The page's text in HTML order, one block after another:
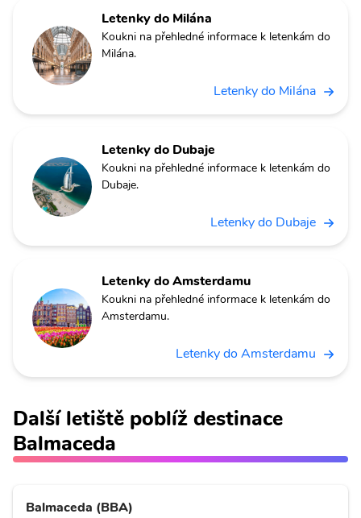
Letenky do Milána
Koukni na přehledné informace k letenkám do
Milána.
Letenky do Milána
Letenky do Dubaje
Koukni na přehledné informace k letenkám do
Dubaje.
Letenky do Dubaje
Letenky do Amsterdamu
Koukni na přehledné informace k letenkám do
Amsterdamu.
Letenky do Amsterdamu
Další letiště poblíž destinace
Balmaceda
Balmaceda (BBA)